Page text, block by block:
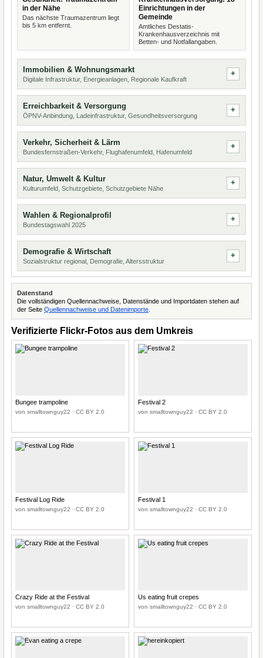
in der Nähe
Das nächste Traumazentrum liegt
bis 5 km entfernt.
Einrichtungen in der
Gemeinde
Amtliches Destatis-
Krankenhausverzeichnis mit
Betten- und Notfallangaben.
Immobilien & Wohnungsmarkt
Digitale Infrastruktur, Energieanlagen, Regionale Kaufkraft
Erreichbarkeit & Versorgung
ÖPNV-Anbindung, Ladeinfrastruktur, Gesundheitsversorgung
Verkehr, Sicherheit & Lärm
Bundesfernstraßen-Verkehr, Flughafenumfeld, Hafenumfeld
Natur, Umwelt & Kultur
Kulturumfeld, Schutzgebiete, Schutzgebiete Nähe
Wahlen & Regionalprofil
Bundestagswahl 2025
Demografie & Wirtschaft
Sozialstruktur regional, Demografie, Altersstruktur
Datenstand
Die vollständigen Quellennachweise, Datenstände und Importdaten stehen auf
der Seite Quellennachweise und Datenimporte
Verifizierte Flickr-Fotos aus dem Umkreis
Bungee trampoline
von smalltownguy22 · CC BY 2.0
Festival 2
von smalltownguy22 · CC BY 2.0
Festival Log Ride
von smalltownguy22 · CC BY 2.0
Festival 1
von smalltownguy22 · CC BY 2.0
Crazy Ride at the Festival
von smalltownguy22 · CC BY 2.0
Us eating fruit crepes
von smalltownguy22 · CC BY 2.0